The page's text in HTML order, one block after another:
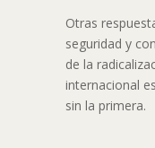
Otras
seguridad y
de la
internacional
sin la primera.